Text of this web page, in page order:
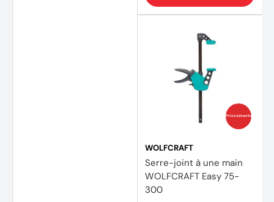
Prix coûtants
WOLFCRAFT
Serre-joint à une main
WOLFCRAFT Easy 75-
300